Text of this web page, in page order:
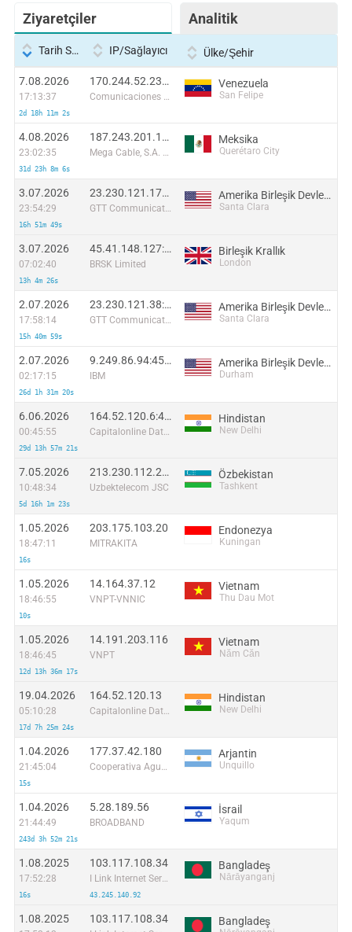
Ziyaretçiler Analitik
Tarih Saati IP/Sağlayıcı Ülke/Şehir
7.08.2026
17:13:37
2d 18h 11m 2s
170.244.52.239:54998
Comunicaciones Galup C.A
Venezuela
San Felipe
4.08.2026
23:02:35
31d 23h 8m 6s
187.243.201.117:14102
Mega Cable, S.A. de C.V.
Meksika
Querétaro City
3.07.2026
23:54:29
16h 51m 49s
23.230.121.175:57986
GTT Communications Inc.
Amerika Birleşik Devletleri
Santa Clara
3.07.2026
07:02:40
13h 4m 26s
45.41.148.127:54904
BRSK Limited
Birleşik Krallık
London
2.07.2026
17:58:14
15h 40m 59s
23.230.121.38:63412
GTT Communications Inc.
Amerika Birleşik Devletleri
Santa Clara
2.07.2026
02:17:15
26d 1h 31m 20s
9.249.86.94:45016
IBM
Amerika Birleşik Devletleri
Durham
6.06.2026
00:45:55
29d 13h 57m 21s
164.52.120.6:46548
Capitalonline Data Service (HK) Co
Hindistan
New Delhi
7.05.2026
10:48:34
5d 16h 1m 23s
213.230.112.237
Uzbektelecom JSC
Özbekistan
Tashkent
1.05.2026
18:47:11
16s
203.175.103.20
MITRAKITA
Endonezya
Kuningan
1.05.2026
18:46:55
10s
14.164.37.12
VNPT-VNNIC
Vietnam
Thu Dau Mot
1.05.2026
18:46:45
12d 13h 36m 17s
14.191.203.116
VNPT
Vietnam
Năm Căn
19.04.2026
05:10:28
17d 7h 25m 24s
164.52.120.13
Capitalonline Data Service (HK) Co
Hindistan
New Delhi
1.04.2026
21:45:04
15s
177.37.42.180
Cooperativa Agua Y Servicios Publicos Unquillo Mendiolaza Limitada
Arjantin
Unquillo
1.04.2026
21:44:49
243d 3h 52m 21s
5.28.189.56
BROADBAND
İsrail
Yaqum
1.08.2025
17:52:28
16s
103.117.108.34
I Link Internet Service (I.T)
43.245.140.92
Bangladeş
Nārāyanganj
1.08.2025 103.117.108.34 Bangladeş